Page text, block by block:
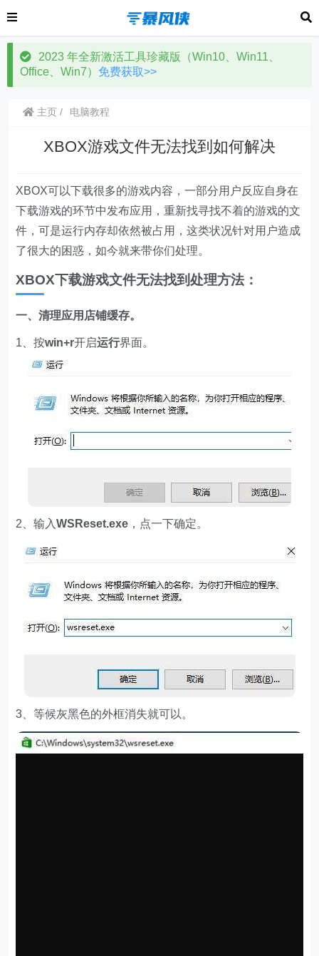
2023 年全新激活工具珍藏版（Win10、Win11、
Office、Win7） 免费获取>>
主页 电脑教程
XBOX游戏文件无法找到如何解决
XBOX可以下载很多的游戏内容，一部分用户反应自身在
下载游戏的环节中发布应用，重新找寻找不着的游戏的文
件，可是运行内存却依然被占用，这类状况针对用户造成
了很大的困惑，如今就来带你们处理。
XBOX下载游戏文件无法找到处理方法：
一、清理应用 店铺缓存。
1、按win+r开启运行界面。
2、输入WSReset.exe ，点一下确定。
3、等候灰黑色的外框消失就可以。